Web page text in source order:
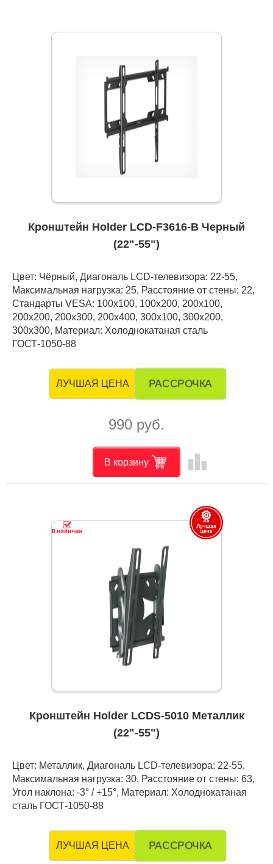
Кронштейн Holder LCD-F3616-B Черный
(22"-55")
Цвет: Чёрный, Диагональ LCD-телевизора: 22-55,
Максимальная нагрузка: 25, Расстояние от стены: 22,
Стандарты VESA: 100x100, 100x200, 200x100,
200x200, 200x300, 200x400, 300x100, 300x200,
300x300, Материал: Холоднокатаная сталь
ГОСТ-1050-88
ЛУЧШАЯ ЦЕНА РАССРОЧКА
990 руб.
В корзину leaderboard
Кронштейн Holder LCDS-5010 Металлик
(22"-55")
Цвет: Металлик, Диагональ LCD-телевизора: 22-55,
Максимальная нагрузка: 30, Расстояние от стены: 63,
Угол наклона: -3° / +15°, Материал: Холоднокатаная
сталь ГОСТ-1050-88
ЛУЧШАЯ ЦЕНА РАССРОЧКА